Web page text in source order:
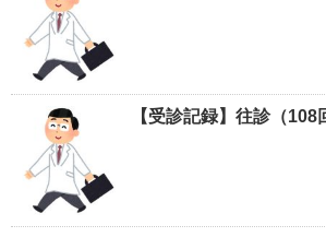
【受診記録】往診（108